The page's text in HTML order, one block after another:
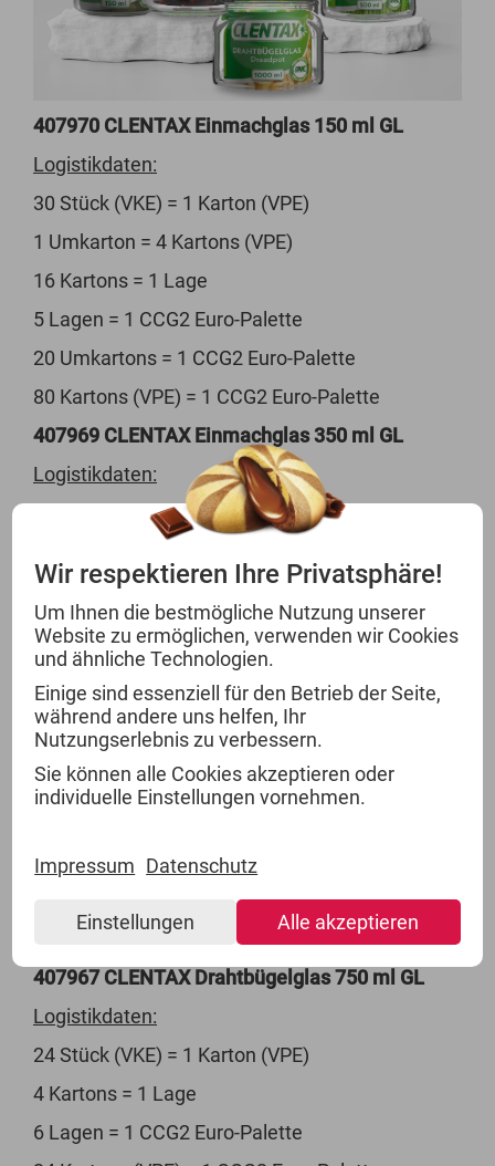
407970 CLENTAX Einmachglas 150 ml GL
Logistikdaten:
30 Stück (VKE) = 1 Karton (VPE)
1 Umkarton = 4 Kartons (VPE)
16 Kartons = 1 Lage
5 Lagen = 1 CCG2 Euro-Palette
20 Umkartons = 1 CCG2 Euro-Palette
80 Kartons (VPE) = 1 CCG2 Euro-Palette
407969 CLENTAX Einmachglas 350 ml GL
Logistikdaten:
30 Stück (VKE) = 1 Karton (VPE)
12 Kartons = 1 Lage
4 Lagen = 1 CCG2 Euro-Palette
16 Umkartons = 1 CCG2 Euro-Palette
48 Kartons (VPE) = 1 CCG2 Euro-Palette
407966 CLENTAX Drahtbügelglas 500 ml GL
Logistikdaten:
5 Kartons = 1 Lage
8 Lagen = 1 CCG2 Euro-Palette
40 Kartons (VPE) = 1 CCG2 Euro-Palette
407967 CLENTAX Drahtbügelglas 750 ml GL
Logistikdaten:
24 Stück (VKE) = 1 Karton (VPE)
4 Kartons = 1 Lage
6 Lagen = 1 CCG2 Euro-Palette
Wir respektieren Ihre Privatsphäre!
Um Ihnen die bestmögliche Nutzung unserer
Website zu ermöglichen, verwenden wir Cookies
und ähnliche Technologien.
Einige sind essenziell für den Betrieb der Seite,
während andere uns helfen, Ihr
Nutzungserlebnis zu verbessern.
Sie können alle Cookies akzeptieren oder
individuelle Einstellungen vornehmen.
Impressum Datenschutz
Einstellungen Alle akzeptieren